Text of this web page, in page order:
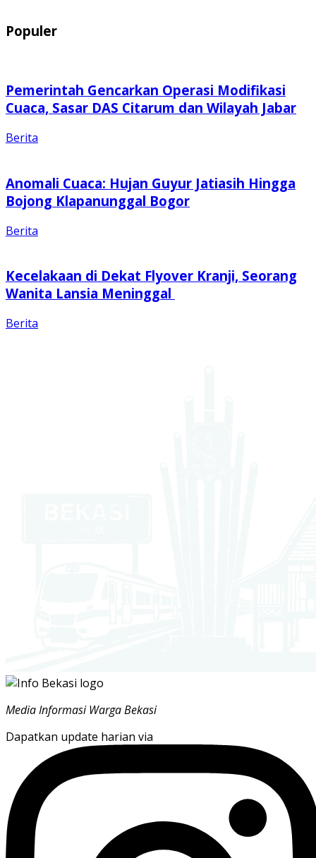
Populer
Pemerintah Gencarkan Operasi Modifikasi
Cuaca, Sasar DAS Citarum dan Wilayah Jabar
Berita
Anomali Cuaca: Hujan Guyur Jatiasih Hingga
Bojong Klapanunggal Bogor
Berita
Kecelakaan di Dekat Flyover Kranji, Seorang
Wanita Lansia Meninggal
Berita
Media Informasi Warga Bekasi
Dapatkan update harian via